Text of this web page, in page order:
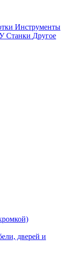
Инструменты
Станки Другое
дверей и